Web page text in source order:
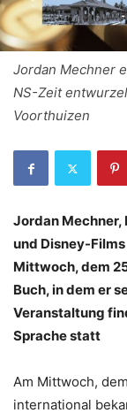
Jordan Mechner
NS-Zeit
Voorthuizen
Jordan Mechner,
und Disney-
Mittwoch, dem
Buch, in dem er
Veranstaltung
Sprache statt
Am Mittwoch,
international